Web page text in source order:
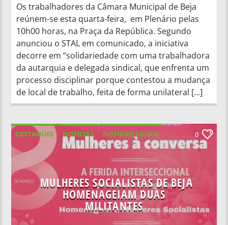
Os trabalhadores da Câmara Municipal de Beja
reúnem-se esta quarta-feira, em Plenário pelas
10h00 horas, na Praça da República. Segundo
anunciou o STAL em comunicado, a iniciativa
decorre em “solidariedade com uma trabalhadora
da autarquia e delegada sindical, que enfrenta um
processo disciplinar porque contestou a mudança
de local de trabalho, feita de forma unilateral […]
DESTAQUES NOTICIAS
NOTÍCIAS LOCAIS
NOTÍCIAS NACIONAIS
0
MULHERES SOCIALISTAS DE BEJA
HOMENAGEIAM DUAS
MILITANTES